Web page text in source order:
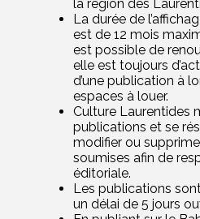
la région des
La durée de
est de 12 mois
est possible de
elle est toujours
d’une publication à
espaces à louer.
Culture Laurentides
publications et se
modifier ou
soumises afin de
éditoriale.
Les publications
un délai de 5 jours